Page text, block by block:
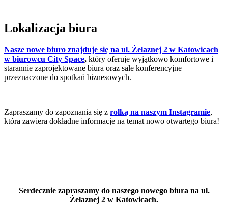
Lokalizacja biura
Nasze nowe biuro znajduje się na ul. Żelaznej 2 w Katowicach
w biurowcu City Space, który oferuje wyjątkowo komfortowe i
starannie zaprojektowane biura oraz sale konferencyjne
przeznaczone do spotkań biznesowych.
Zapraszamy do zapoznania się z rolką na naszym Instagramie,
która zawiera dokładne informacje na temat nowo otwartego biura!
Serdecznie zapraszamy do naszego nowego biura na ul.
Żelaznej 2 w Katowicach.